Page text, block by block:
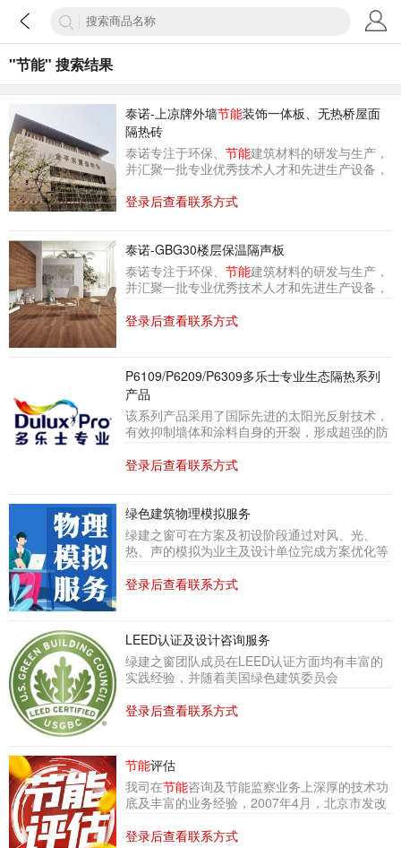
"节能" 搜索结果
泰诺-上凉牌外墙节能装饰一体板、无热桥屋面
隔热砖
泰诺专注于环保、 节能建筑材料的研发与生产，
并汇聚一批专业优秀技术人才和先进生产设备，
环保建筑材料及节能材料生产设备的专利发明。
登录后查看联系方式
泰诺-GBG30楼层保温隔声板
泰诺专注于环保、 节能建筑材料的研发与生产，
并汇聚一批专业优秀技术人才和先进生产设备，
环保建筑材料及节能材料生产设备的专利发明。
登录后查看联系方式
P6109/P6209/P6309多乐士专业生态隔热系列
产品
该系列产品采用了国际先进的太阳光反射技术，
有效抑制墙体和涂料自身的开裂，形成超强的防
更高的反射率，从而减少室内制冷能耗，提高建
登录后查看联系方式
绿色建筑物理模拟服务
绿建之窗可在方案及初设阶段通过对风、光、
热、声的模拟为业主及设计单位完成方案优化等
活提供一项或多项建筑物理模拟服务，协助完成
算、室内采光模拟、场地噪音模拟、热岛模拟、
建筑能耗模拟、结露及隔热计算等。
登录后查看联系方式
LEED认证及设计咨询服务
绿建之窗团队成员在LEED认证方面均有丰富的
实践经验，并随着美国绿色建筑委员会
LEED标准的不断升级，绿建之窗团队也在不断
筑技术整合、性能优化设计和LEED国际绿色建
筑认证管理咨询，帮助本项目创造达到国际领先
级别节能、舒适、健康、环保的居住环境，并获
得美国绿色建筑委员会颁发的LEED 认证标识。
a
登录后查看联系方式
节能评估
我司在节能咨询及节能监察业务上深厚的技术功
底及丰富的业务经验，2007年4月，北京市发改
和审查管理办法（试行）》（京发改[2007]286
登录后查看联系方式